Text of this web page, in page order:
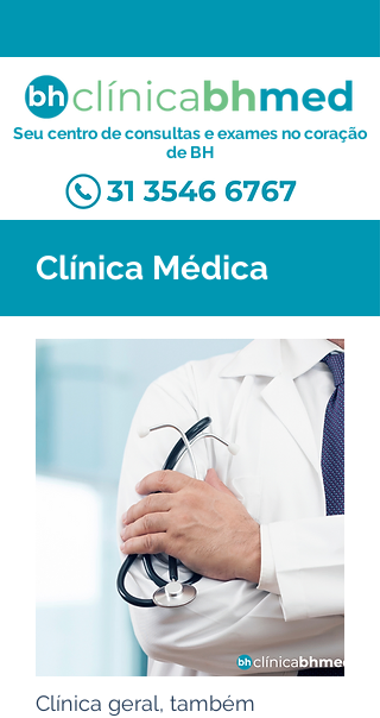
Seu centro de consultas e exames no coração
de BH
Clínica Médica
Clínica geral, também